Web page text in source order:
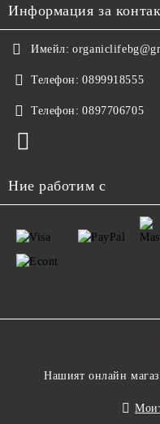
Информация за
Имейл:
Телефон: 0899918555
Телефон: 0897706705
Ние работим с
Нашият онлайн